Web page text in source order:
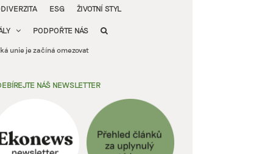
ESG ŽIVOTNÍ STYL
PODPOŘTE NÁS
unie je začíná omezovat
NÁŠ NEWSLETTER